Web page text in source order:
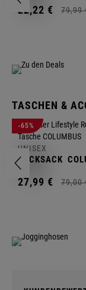
22,22 € 79,99
TASCHEN &
-65%
UNISEX
RUCKSACK
27,99 € 79,00